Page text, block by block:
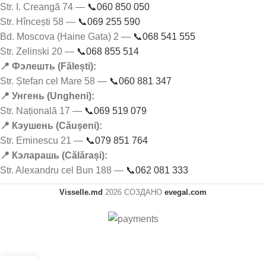
Str. I. Creangă 74 — 📞060 850 050
Str. Hîncești 58 — 📞069 255 590
Bd. Moscova (Haine Gata) 2 — 📞068 541 555
Str. Zelinski 20 — 📞068 855 514
📍 Фэлешть (Fălești):
Str. Ștefan cel Mare 58 — 📞060 881 347
📍 Унгень (Ungheni):
Str. Națională 17 — 📞069 519 079
📍 Кэушень (Căușeni):
Str. Eminescu 21 — 📞079 851 764
📍 Кэларашь (Călărași):
Str. Alexandru cel Bun 188 — 📞062 081 333
Visselle.md 2026 СОЗДАНО evegal.com